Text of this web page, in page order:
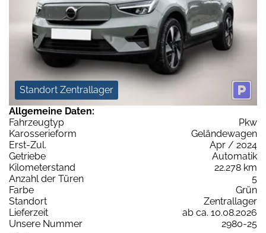
Standort Zentrallager
Allgemeine Daten:
Fahrzeugtyp
Pkw
Karosserieform
Geländewagen
Erst-Zul.
Apr / 2024
Getriebe
Automatik
Kilometerstand
22.278 km
Anzahl der Türen
5
Farbe
Grün
Standort
Zentrallager
Lieferzeit
ab ca. 10.08.2026
Unsere Nummer
2980-25